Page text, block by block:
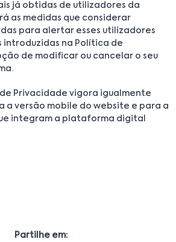
já obtidas de utilizadores da
as medidas que considerar
para alertar esses utilizadores
introduzidas na Política de
de modificar ou cancelar o seu
Privacidade vigora igualmente
a versão mobile do website e para a
integram a plataforma digital
Partilhe em: